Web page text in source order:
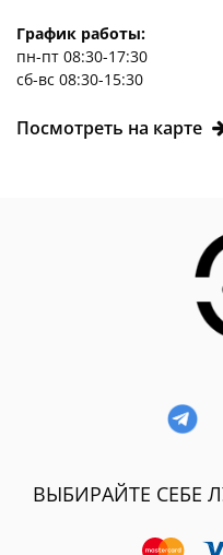
График работы:
пн-пт 08:30-17:30
сб-вс 08:30-15:30
Посмотреть на карте
ВЫБИРАЙТЕ СЕБЕ